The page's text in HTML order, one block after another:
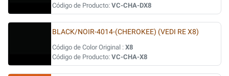
Código de Producto: VC-CHA-DX8
BLACK/NOIR-4014-(CHEROKEE) (VEDI RE X8)
Código de Color Original : X8
Código de Producto: VC-CHA-X8